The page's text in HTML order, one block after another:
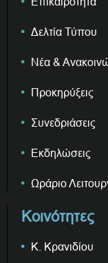
Δελτία Τύπου
Νέα &
Προκηρύξεις
Συνεδριάσεις
Εκδηλώσεις
Ωράριο
Κοινότητες
Κ. Κρανιδίου